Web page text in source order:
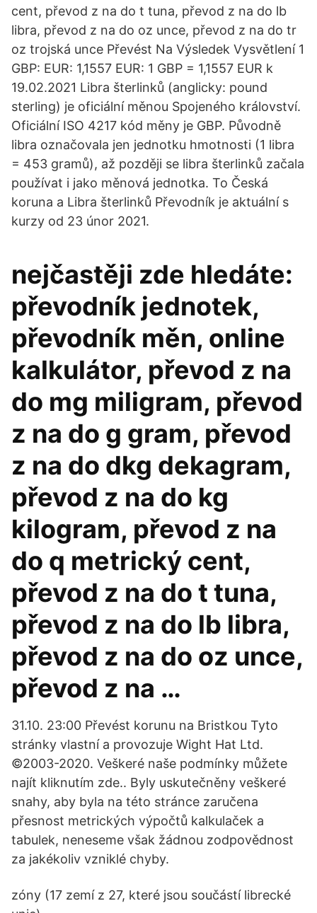
cent, převod z na do t tuna, převod z na do lb
libra, převod z na do oz unce, převod z na do tr
oz trojská unce Převést Na Výsledek Vysvětlení 1
GBP: EUR: 1,1557 EUR: 1 GBP = 1,1557 EUR k
19.02.2021 Libra šterlinků (anglicky: pound
sterling) je oficiální měnou Spojeného království.
Oficiální ISO 4217 kód měny je GBP. Původně
libra označovala jen jednotku hmotnosti (1 libra
= 453 gramů), až později se libra šterlinků začala
používat i jako měnová jednotka. To Česká
koruna a Libra šterlinků Převodník je aktuální s
kurzy od 23 únor 2021.
nejčastěji zde hledáte:
převodník jednotek,
převodník měn, online
kalkulátor, převod z na
do mg miligram, převod
z na do g gram, převod
z na do dkg dekagram,
převod z na do kg
kilogram, převod z na
do q metrický cent,
převod z na do t tuna,
převod z na do lb libra,
převod z na do oz unce,
převod z na …
31.10. 23:00 Převést korunu na Bristkou Tyto
stránky vlastní a provozuje Wight Hat Ltd.
©2003-2020. Veškeré naše podmínky můžete
najít kliknutím zde.. Byly uskutečněny veškeré
snahy, aby byla na této stránce zaručena
přesnost metrických výpočtů kalkulaček a
tabulek, neneseme však žádnou zodpovědnost
za jakékoliv vzniklé chyby.
zóny (17 zemí z 27, které jsou součástí librecké